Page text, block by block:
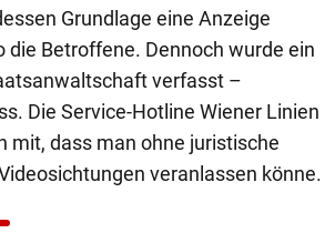
Grundlage eine Anzeige
die Betroffene. Dennoch wurde ein
verfasst –
Die Service-Hotline Wiener Linien
mit, dass man ohne juristische
veranlassen könne.